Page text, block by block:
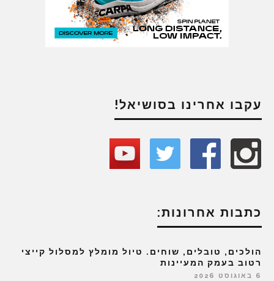
עקבו אחרינו בסושיאל!
כתבות אחרונות:
הולכים, טובלים, שוחים. טיול מומלץ למסלול קייצי
רטוב בעמק המעיינות
6 באוגוסט 2026